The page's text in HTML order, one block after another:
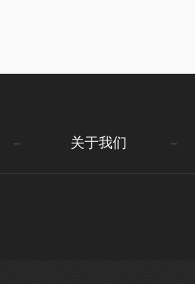
关于我们